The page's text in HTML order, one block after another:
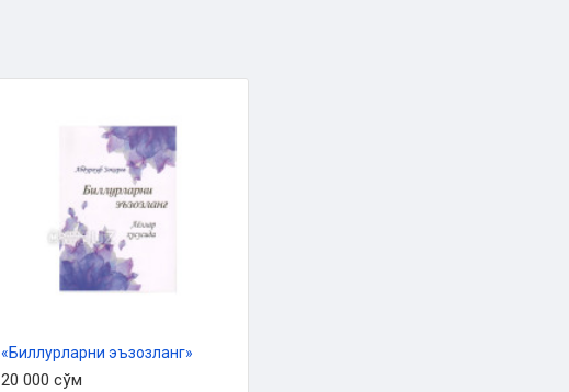
‎«Биллурларни эъзозланг»
20 000 сўм